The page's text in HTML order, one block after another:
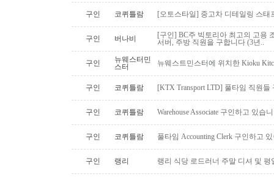
구인 코퀴틀람 [오토스타일] 중고차 디테일링 스태
구인 버나비
[구인] BC주 빅토리아 최고의 고용
서버, 주방 직원을 구합니다 (3년..
구인
뉴웨스터민
스터
뉴웨스트민스터에 위치한 Kioku
구인 코퀴틀람 [KTX Transport LTD] 풀타임 직원
구인 코퀴틀람 Warehouse Associate 구인하고 있습
구인 코퀴틀람 풀타임 Accounting Clerk 구인하고
구인 랭리 랭리 식당 로드러너 주말 디셔 및